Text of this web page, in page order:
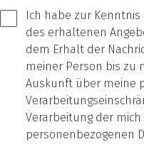
Ich habe zur
des erhaltenen
dem Erhalt der
meiner Person bis zu
Auskunft über meine
Verarbeitung der
personenbezogenen